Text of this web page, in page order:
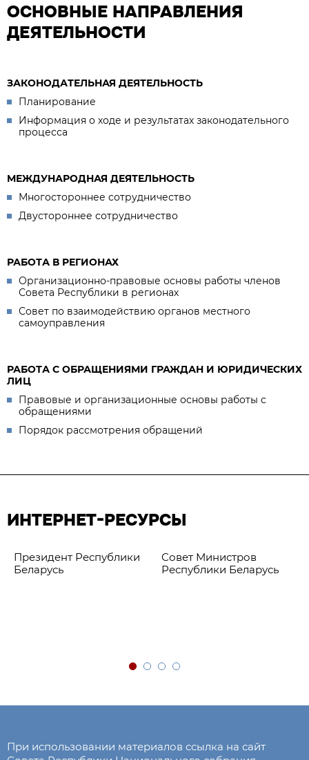
ОСНОВНЫЕ НАПРАВЛЕНИЯ
ДЕЯТЕЛЬНОСТИ
ЗАКОНОДАТЕЛЬНАЯ ДЕЯТЕЛЬНОСТЬ
Планирование
Информация о ходе и результатах законодательного
процесса
МЕЖДУНАРОДНАЯ ДЕЯТЕЛЬНОСТЬ
Многостороннее сотрудничество
Двустороннее сотрудничество
РАБОТА В РЕГИОНАХ
Организационно-правовые основы работы членов
Совета Республики в регионах
Совет по взаимодействию органов местного
самоуправления
РАБОТА С ОБРАЩЕНИЯМИ ГРАЖДАН И ЮРИДИЧЕСКИХ
ЛИЦ
Правовые и организационные основы работы с
обращениями
Порядок рассмотрения обращений
ИНТЕРНЕТ-РЕСУРСЫ
Президент Республики
Беларусь
Совет Министров
Республики Беларусь
При использовании материалов ссылка на сайт